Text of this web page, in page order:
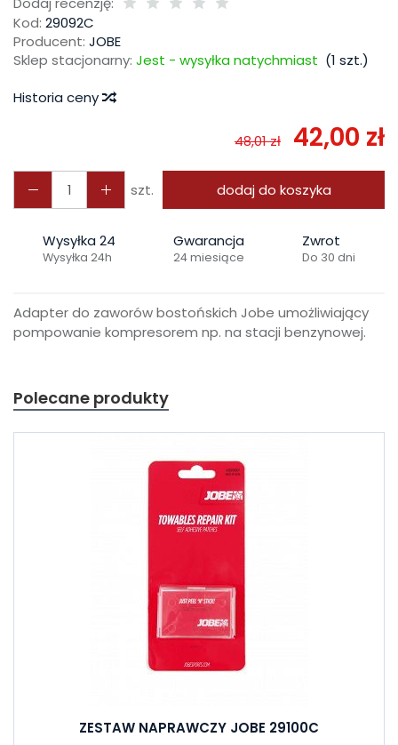
Kod: 29092C
Producent: JOBE
Sklep stacjonarny: Jest - wysyłka natychmiast (1 szt.)
Historia ceny
48,01 zł 42,00 zł
szt. dodaj do koszyka
Wysyłka 24
Wysyłka 24h
Gwarancja
24 miesiące
Zwrot
Do 30 dni
Adapter do zaworów bostońskich Jobe umożliwiający
pompowanie kompresorem np. na stacji benzynowej.
Polecane produkty
ZESTAW NAPRAWCZY JOBE 29100C